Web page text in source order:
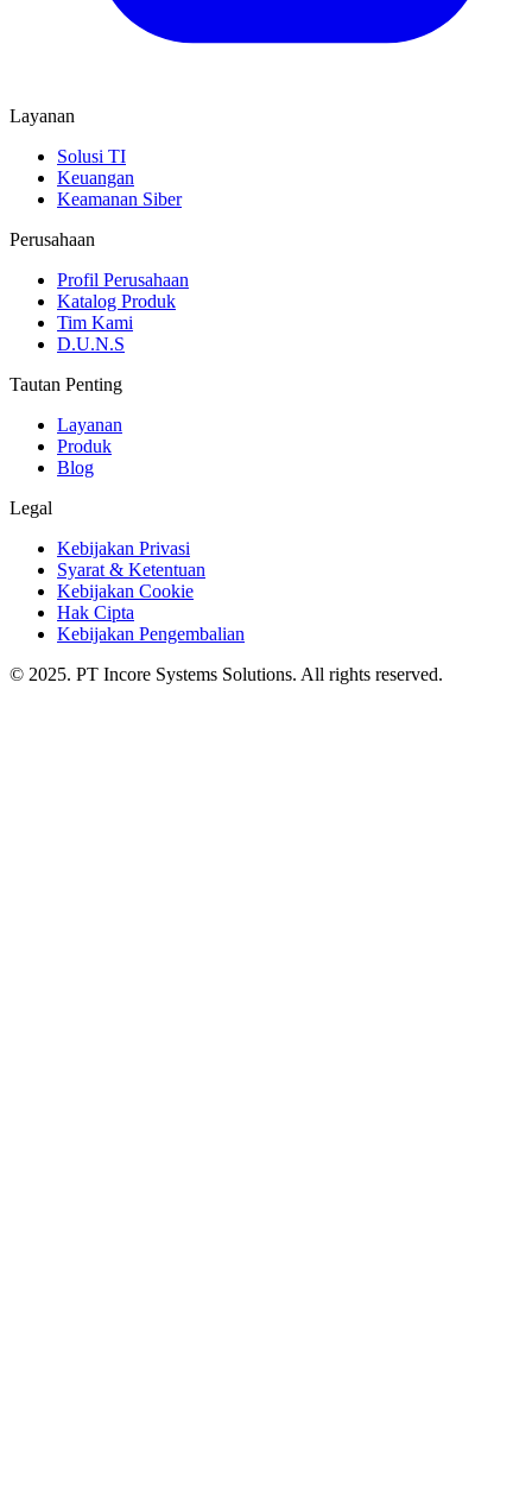
Layanan
Solusi TI
Keuangan
Keamanan Siber
Perusahaan
Profil Perusahaan
Katalog Produk
Tim Kami
D.U.N.S
Tautan Penting
Layanan
Produk
Blog
Legal
Kebijakan Privasi
Syarat & Ketentuan
Kebijakan Cookie
Hak Cipta
Kebijakan Pengembalian
© 2025. PT Incore Systems Solutions. All rights reserved.